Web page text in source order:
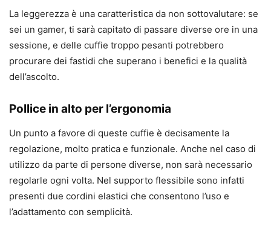
La leggerezza è una caratteristica da non sottovalutare: se
sei un gamer, ti sarà capitato di passare diverse ore in una
sessione, e delle cuffie troppo pesanti potrebbero
procurare dei fastidi che superano i benefici e la qualità
dell’ascolto.
Pollice in alto per l’ergonomia
Un punto a favore di queste cuffie è decisamente la
regolazione, molto pratica e funzionale. Anche nel caso di
utilizzo da parte di persone diverse, non sarà necessario
regolarle ogni volta. Nel supporto flessibile sono infatti
presenti due cordini elastici che consentono l’uso e
l’adattamento con semplicità.